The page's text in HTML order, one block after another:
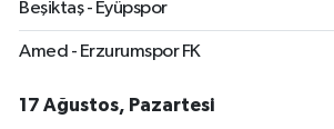
Beşiktaş - Eyüpspor
Amed - Erzurumspor FK
17 Ağustos, Pazartesi